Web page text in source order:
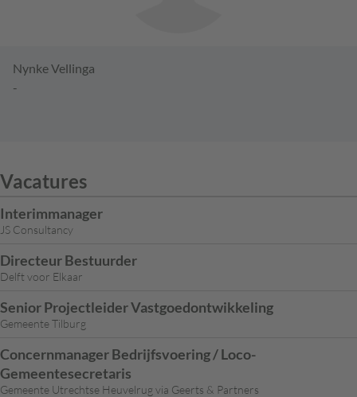
Nynke Vellinga
-
Vacatures
Interimmanager
JS Consultancy
Directeur Bestuurder
Delft voor Elkaar
Senior Projectleider Vastgoedontwikkeling
Gemeente Tilburg
Concernmanager Bedrijfsvoering / Loco-
Gemeentesecretaris
Gemeente Utrechtse Heuvelrug via Geerts & Partners